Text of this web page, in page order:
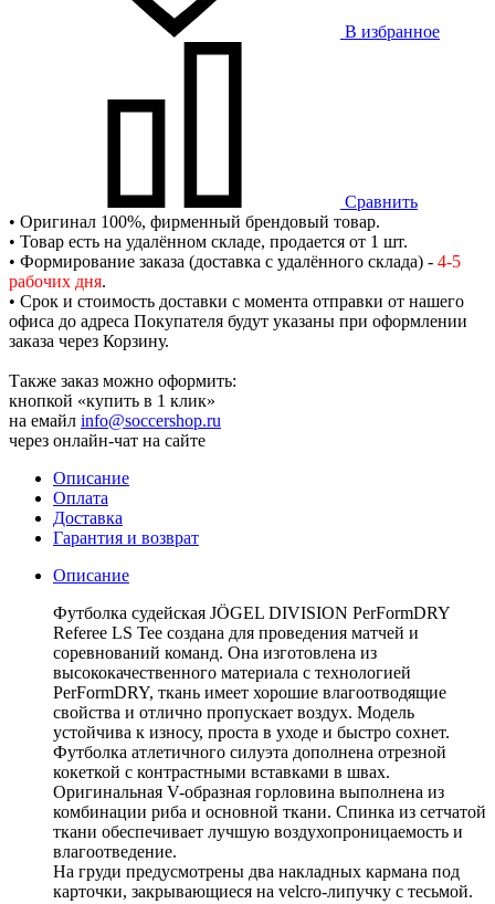
В избранное
Сравнить
• Оригинал 100%, фирменный брендовый товар.
• Товар есть на удалённом складе, продается от 1 шт.
• Формирование заказа (доставка с удалённого склада) - 4-5
рабочих дня.
• Срок и стоимость доставки с момента отправки от нашего
офиса до адреса Покупателя будут указаны при оформлении
заказа через Корзину.
Также заказ можно оформить:
кнопкой «купить в 1 клик»
на емайл info@soccershop.ru
через онлайн-чат на сайте
Описание
Оплата
Доставка
Гарантия и возврат
Описание
Футболка судейская JÖGEL DIVISION PerFormDRY
Referee LS Tee создана для проведения матчей и
соревнований команд. Она изготовлена из
высококачественного материала с технологией
PerFormDRY, ткань имеет хорошие влагоотводящие
свойства и отлично пропускает воздух. Модель
устойчива к износу, проста в уходе и быстро сохнет.
Футболка атлетичного силуэта дополнена отрезной
кокеткой с контрастными вставками в швах.
Оригинальная V-образная горловина выполнена из
комбинации риба и основной ткани. Спинка из сетчатой
ткани обеспечивает лучшую воздухопроницаемость и
влагоотведение.
На груди предусмотрены два накладных кармана под
карточки, закрывающиеся на velcro-липучку с тесьмой.